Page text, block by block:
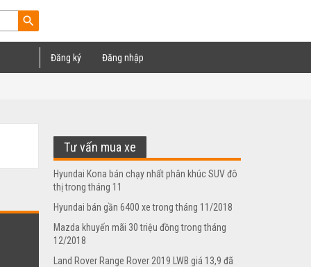
search
Đăng ký Đăng nhập
Tư vấn mua xe
Hyundai Kona bán chạy nhất phân khúc SUV đô
thị trong tháng 11
Hyundai bán gần 6400 xe trong tháng 11/2018
Mazda khuyến mãi 30 triệu đồng trong tháng
12/2018
Land Rover Range Rover 2019 LWB giá 13,9 đã